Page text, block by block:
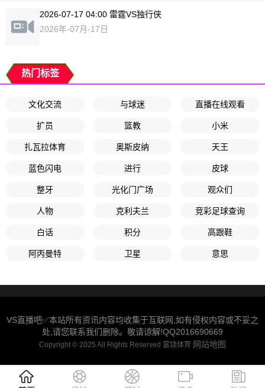
2026-07-17 04:00 雷霆VS独行侠
2026年-07月-17日
热门标签
文化交流 与球迷 直播在线观看
扩员 篮教 小米
扎瓦拉体育 奥斯皮纳 天王
蓝色闪电 进行 皮球
整牙 光化门广场 观众们
人物 克利夫兰 竞彩足球查询
白话 积分 高跟鞋
阿丙曼特 卫星 意思
VS直播吧✅本站所有资讯内容均收集于互联网,如有侵权内容或不妥之
处,请您联系我们删除。敬请谅解!QQ2016690669
Copyright © 2025 All Rights Reserved 富饶体育 网站地图